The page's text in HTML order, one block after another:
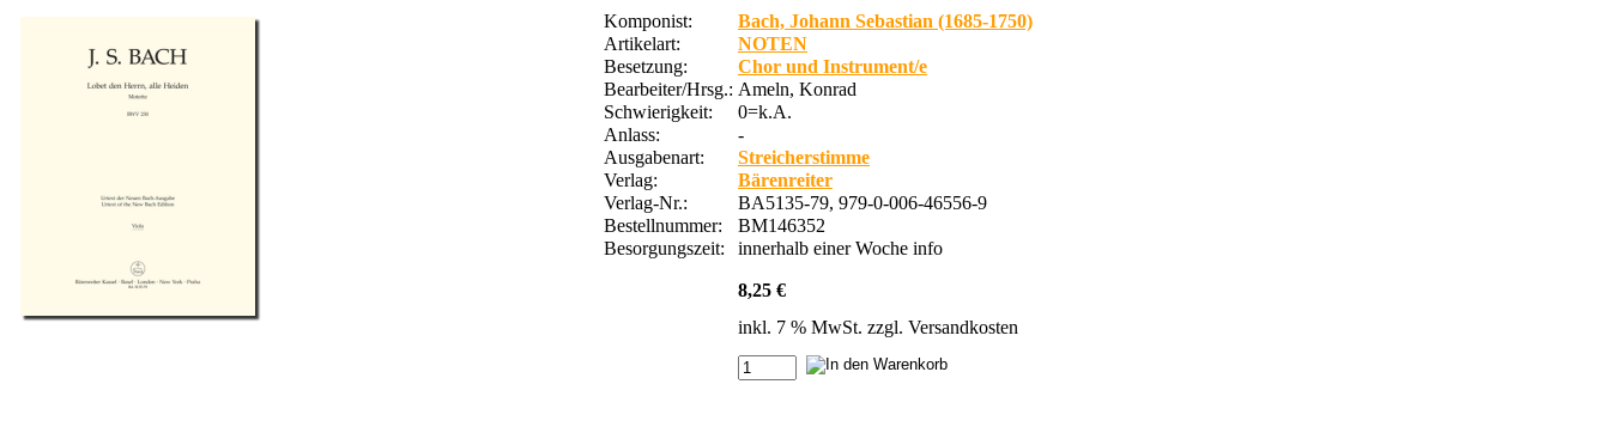
Komponist:
Bach, Johann Sebastian (1685-1750)
Artikelart:
NOTEN
Besetzung:
Chor und Instrument/e
Bearbeiter/Hrsg.: Ameln, Konrad
Schwierigkeit:
0=k.A.
Anlass:
-
Ausgabenart:
Streicherstimme
Verlag:
Bärenreiter
Verlag-Nr.:
BA5135-79, 979-0-006-46556-9
Bestellnummer:
BM146352
Besorgungszeit:
innerhalb einer Woche info
8,25 €
inkl. 7 % MwSt. zzgl. Versandkosten